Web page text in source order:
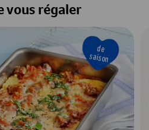
vous régaler
de
saison